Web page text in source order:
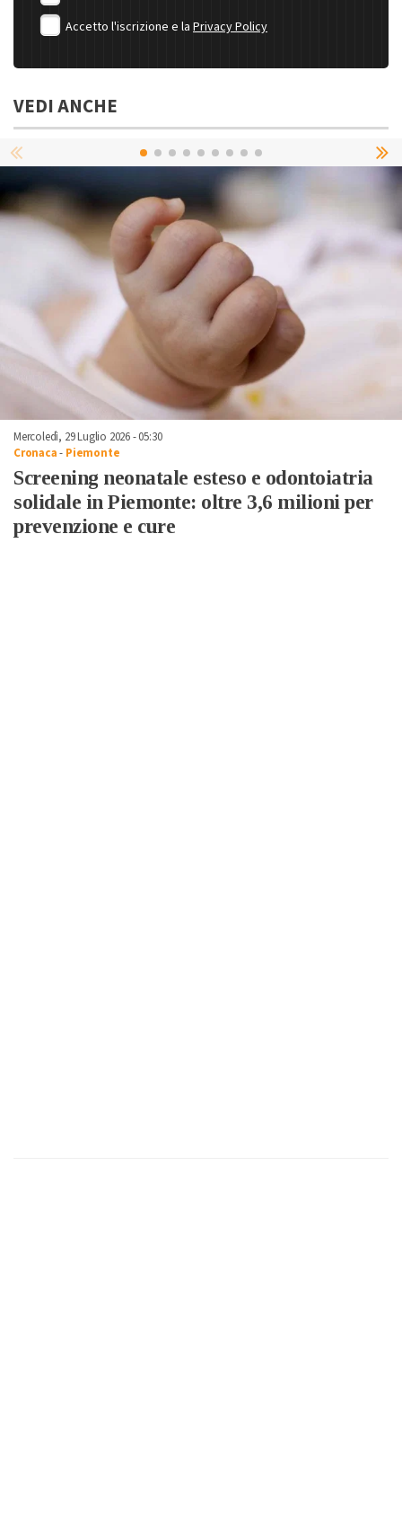
Accetto l'iscrizione e la Privacy Policy
VEDI ANCHE
Mercoledì, 29 Luglio 2026 - 05:30
Cronaca- Piemonte
Screening neonatale esteso e odontoiatria
solidale in Piemonte: oltre 3,6 milioni per
prevenzione e cure